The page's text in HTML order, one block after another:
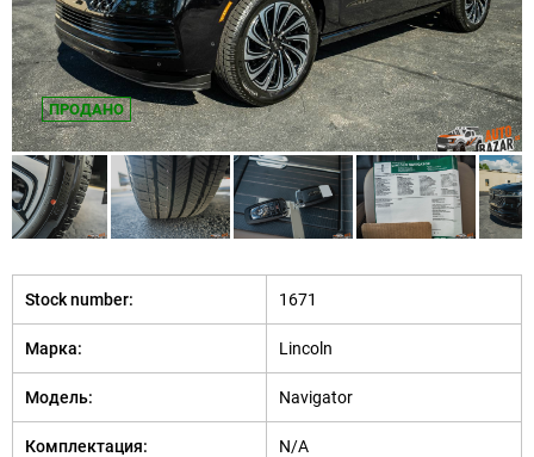
ПРОДАНО
Stock number: 1671
Марка: Lincoln
Модель: Navigator
Комплектация: N/A